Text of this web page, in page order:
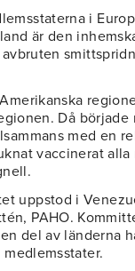
i
är den
Då
med en
vaccinerat
uppstod i
PAHO.
del av länderna